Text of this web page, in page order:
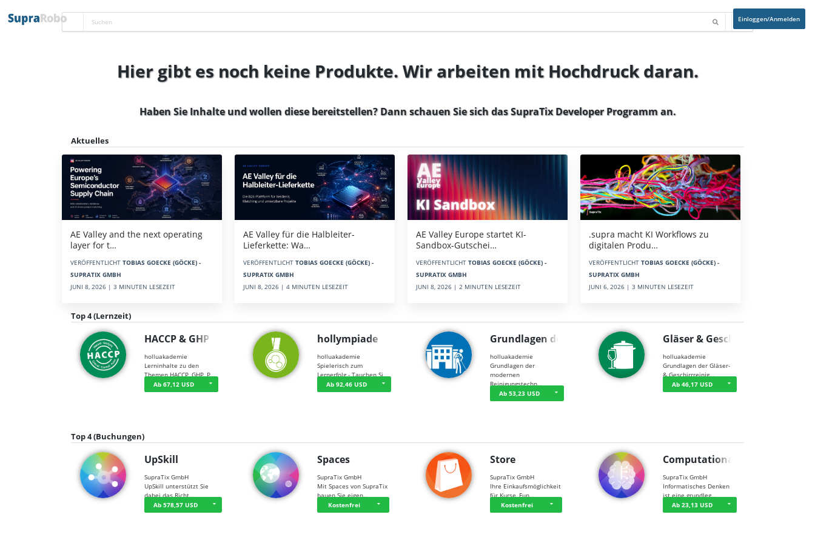
Einloggen/Anmelden
Hier gibt es noch keine Produkte. Wir arbeiten mit Hochdruck daran.
Haben Sie Inhalte und wollen diese bereitstellen? Dann schauen Sie sich dasSupraTix Developer Programman.
Aktuelles
AE Valley and the next operating
layer for t…
VERÖFFENTLICHT TOBIAS GOECKE (GÖCKE) -
SUPRATIX GMBH
JUNI 8, 2026 | 3 MINUTEN LESEZEIT
AE Valley für die Halbleiter-
Lieferkette: Wa…
VERÖFFENTLICHT TOBIAS GOECKE (GÖCKE) -
SUPRATIX GMBH
JUNI 8, 2026 | 4 MINUTEN LESEZEIT
AE Valley Europe startet KI-
Sandbox-Gutschei…
VERÖFFENTLICHT TOBIAS GOECKE (GÖCKE) -
SUPRATIX GMBH
JUNI 8, 2026 | 2 MINUTEN LESEZEIT
.supra macht KI Workflows zu
digitalen Produ…
VERÖFFENTLICHT TOBIAS GOECKE (GÖCKE) -
SUPRATIX GMBH
JUNI 6, 2026 | 3 MINUTEN LESEZEIT
Top 4 (Lernzeit)
HACCP & GHP
holluakademie
Lerninhalte zu den
Themen HACCP, GHP, P…
Ab 67,12 USD
hollympiade
holluakademie
Spielerisch zum
Lernerfolg - Tauchen Si…
Ab 92,46 USD
Grundlagen der …
holluakademie
Grundlagen der
modernen
Reinigungstechn…
Ab 53,23 USD
Gläser & Geschi…
holluakademie
Grundlagen der Gläser-
& Geschirrreinig…
Ab 46,17 USD
Top 4 (Buchungen)
UpSkill
SupraTix GmbH
UpSkill unterstützt Sie
dabei das Richt…
Ab 578,57 USD
Spaces
SupraTix GmbH
Mit Spaces von SupraTix
bauen Sie eigen…
Kostenfrei
Store
SupraTix GmbH
Ihre Einkaufsmöglichkeit
für Kurse, Fun…
Kostenfrei
Computational T…
SupraTix GmbH
Informatisches Denken
ist eine grundleg…
Ab 23,13 USD